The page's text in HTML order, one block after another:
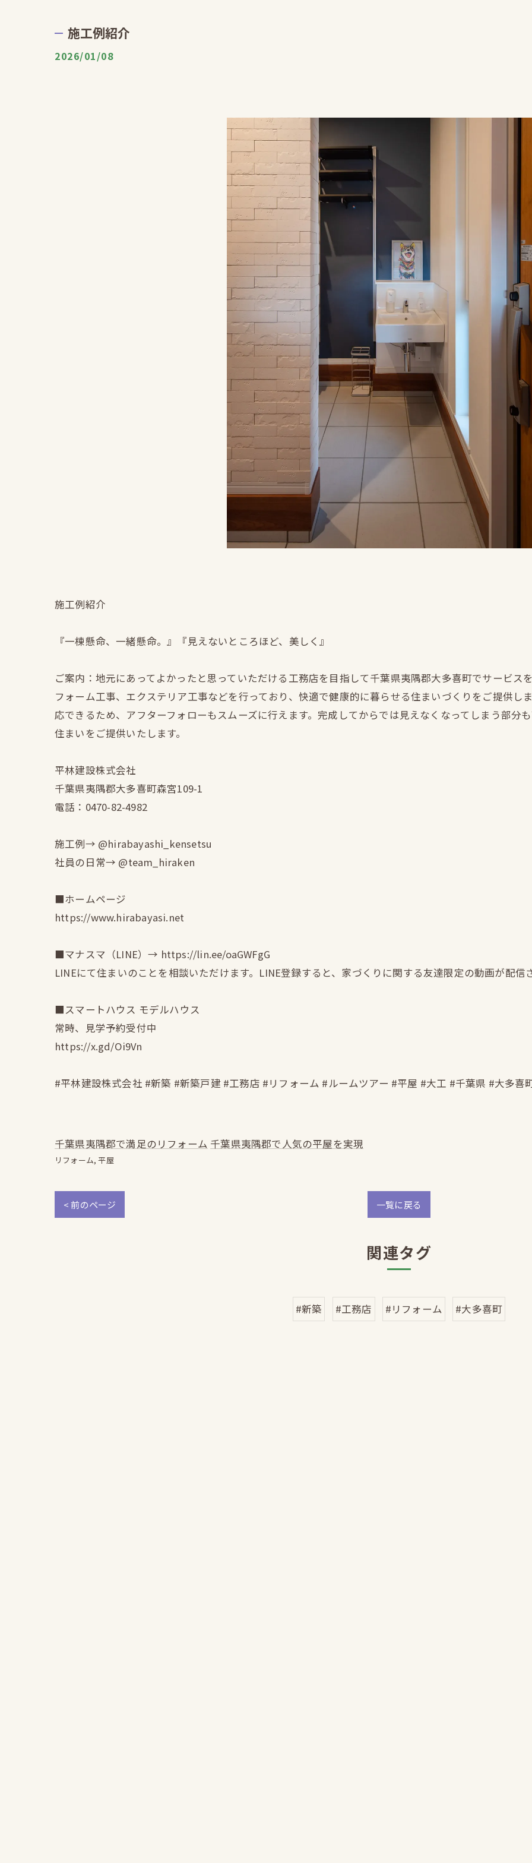
施工例紹介
2026/01/08
施工例紹介
『一棟懸命、一緒懸命。』『見えないところほど、美しく』
ご案内：地元にあってよかったと思っていただける工務店を目指して千葉県夷隅郡大多喜町でサービス
フォーム工事、エクステリア工事などを行っており、快適で健康的に暮らせる住まいづくりをご提供し
応できるため、アフターフォローもスムーズに行えます。完成してからでは見えなくなってしまう部分
住まいをご提供いたします。
平林建設株式会社
千葉県夷隅郡大多喜町森宮109-1
電話：0470-82-4982
施工例→ @hirabayashi_kensetsu
社員の日常→ @team_hiraken
■ホームページ
https://www.hirabayasi.net
■マナスマ（LINE）→ https://lin.ee/oaGWFgG
LINEにて住まいのことを相談いただけます。LINE登録すると、家づくりに関する友達限定の動画が配信
■スマートハウス モデルハウス
常時、見学予約受付中
https://x.gd/Oi9Vn
#平林建設株式会社 #新築 #新築戸建 #工務店 #リフォーム #ルームツアー #平屋 #大工 #千葉県 #大多喜
千葉県夷隅郡で満足のリフォーム 千葉県夷隅郡で人気の平屋を実現
リフォーム 平屋
< 前のページ 一覧に戻る
関連タグ
#新築 #工務店 #リフォーム #大多喜町